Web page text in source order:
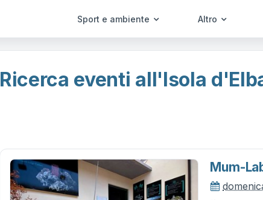
Sport e ambiente Altro
Ricerca eventi all'Isola
Mum-